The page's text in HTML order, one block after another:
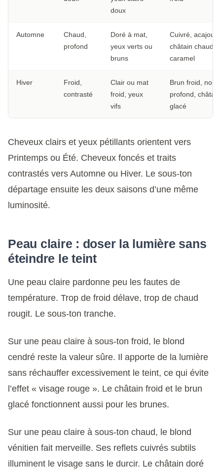
doux
Automne
Chaud,
profond
Doré à mat,
yeux verts ou
bruns
Cuivré, acajou,
châtain chaud,
caramel
Hiver
Froid,
contrasté
Clair ou mat
froid, yeux
vifs
Brun froid, noir
profond, châtain
glacé
Cheveux clairs et yeux pétillants orientent vers
Printemps ou Été. Cheveux foncés et traits
contrastés vers Automne ou Hiver. Le sous-ton
départage ensuite les deux saisons d’une même
luminosité.
Peau claire : doser la lumière sans
éteindre le teint
Une peau claire pardonne peu les fautes de
température. Trop de froid délave, trop de chaud
rougit. Le sous-ton tranche.
Sur une peau claire à sous-ton froid, le blond
cendré reste la valeur sûre. Il apporte de la lumière
sans réchauffer excessivement le teint, ce qui évite
l’effet « visage rouge ». Le châtain froid et le brun
glacé fonctionnent aussi pour les brunes.
Sur une peau claire à sous-ton chaud, le blond
vénitien fait merveille. Ses reflets cuivrés subtils
illuminent le visage sans le durcir. Le châtain doré